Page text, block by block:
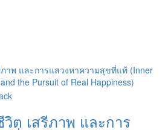
ต เสรีภาพ และการ